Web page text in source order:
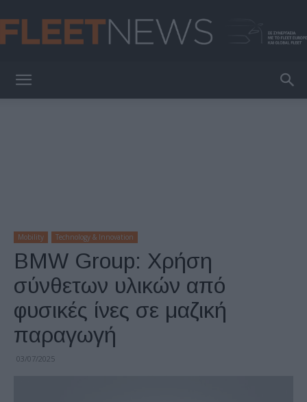
Mobility Technology & Innovation
BMW Group: Χρήση
σύνθετων υλικών από
φυσικές ίνες σε μαζική
παραγωγή
03/07/2025